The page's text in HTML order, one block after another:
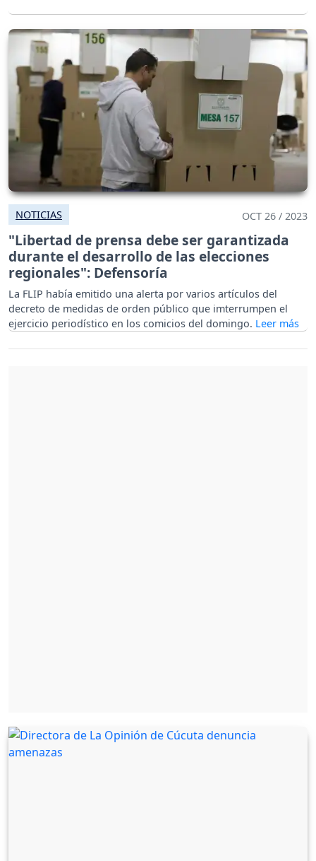
NOTICIAS OCT 26 / 2023
"Libertad de prensa debe ser garantizada
durante el desarrollo de las elecciones
regionales": Defensoría
La FLIP había emitido una alerta por varios artículos del
decreto de medidas de orden público que imterrumpen el
ejercicio periodístico en los comicios del domingo.